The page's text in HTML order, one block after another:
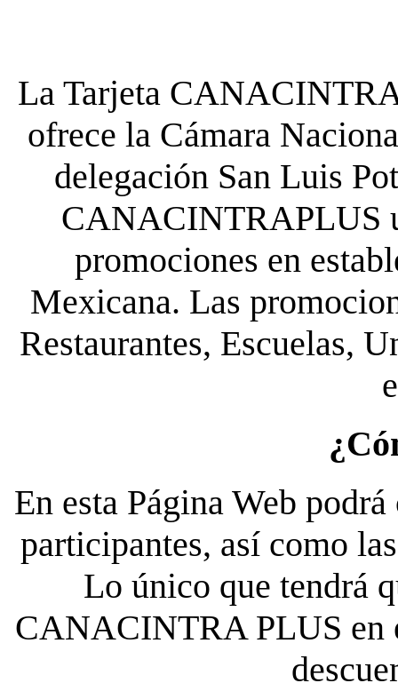
La Tarjeta
ofrece la Cámara
delegación San Luis
CANACINTRAPLUS
promociones en
Mexicana. Las
Restaurantes, Escuelas,
En esta Página Web
participantes, así como
Lo único que tendrá
CANACINTRA PLUS en